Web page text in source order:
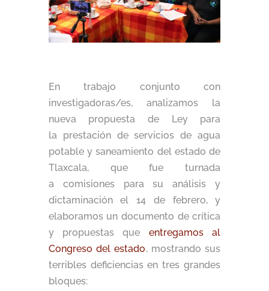
En trabajo conjunto con
investigadoras/es, analizamos la
nueva propuesta de Ley para
la prestación de servicios de agua
potable y saneamiento del estado de
Tlaxcala, que fue turnada
a comisiones para su análisis y
dictaminación el 14 de febrero, y
elaboramos un documento de crítica
y propuestas que
entregamos al
Congreso del estado, mostrando sus
terribles deficiencias en tres grandes
bloques: